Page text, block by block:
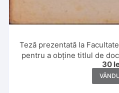
Teză prezentată la
pentru a obține titlul de
Leon 30